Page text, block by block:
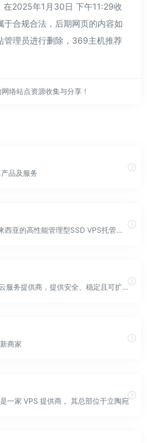
2025年1月30日 下午11:29收
合规合法，后期网页的内容如
管理员进行删除，369主机推荐
络站点资源收集与分享！
品及服务
BluevyHost 提供位于马来西亚的高性能管理型SSD VPS托管服务。所有服务器均设在马来西亚本地数据中心，数据中心保证了低延迟，保证了服务的稳定性和性能
SurferCloud 是一家全球云服务提供商，提供安全、稳定且可扩展的高性能云服务器（UHost）。其轻量级云服务（ULightHost）为中小企业和开发者提供了便捷、经济高效的选择。SurferCloud 还提供 Kubernetes 容器管理平台（UK8S）、高可靠、可扩展的持久块存储服务（UDisk）、基于 CDP 技术的快照服务（USnap）以及安全可靠、灵活且成本可控的对象存储服务（US3）。在全球范围内拥有 16 个以上的数据中心，覆盖 4 大洲，提供包括主机入侵检测、网站漏洞检测、DDoS 攻击保护、数据加密等功能的全面立体防护，并承诺 99.95% 的可用性
商家
一家 VPS 提供商 。其总部位于立陶宛